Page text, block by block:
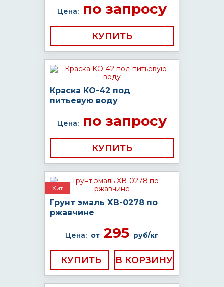
Цена:по запросу
КУПИТЬ
Краска КО-42 под
питьевую воду
Цена:по запросу
КУПИТЬ
Хит
Грунт эмаль ХВ-0278 по
ржавчине
Цена: от295 руб/кг
КУПИТЬ